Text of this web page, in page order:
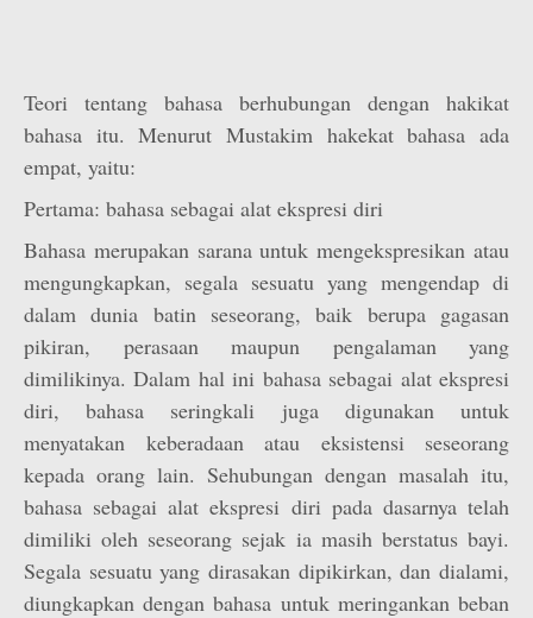
Teori tentang bahasa berhubungan dengan hakikat
bahasa itu. Menurut Mustakim hakekat bahasa ada
empat, yaitu:
Pertama: bahasa sebagai alat ekspresi diri
Bahasa merupakan sarana untuk mengekspresikan atau
mengungkapkan, segala sesuatu yang mengendap di
dalam dunia batin seseorang, baik berupa gagasan
pikiran, perasaan maupun pengalaman yang
dimilikinya. Dalam hal ini bahasa sebagai alat ekspresi
diri, bahasa seringkali juga digunakan untuk
menyatakan keberadaan atau eksistensi seseorang
kepada orang lain. Sehubungan dengan masalah itu,
bahasa sebagai alat ekspresi diri pada dasarnya telah
dimiliki oleh seseorang sejak ia masih berstatus bayi.
Segala sesuatu yang dirasakan dipikirkan, dan dialami,
diungkapkan dengan bahasa untuk meringankan beban